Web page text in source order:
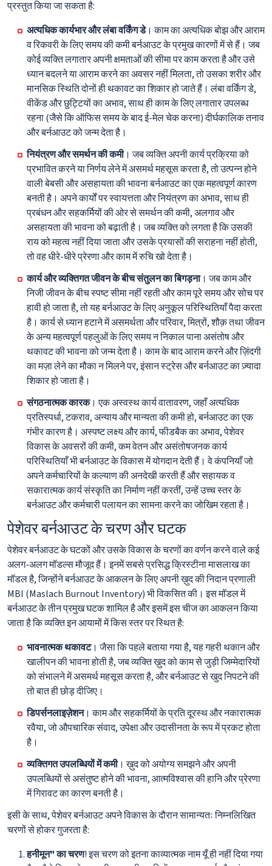
प्रस्तुत किया जा सकता है:
अत्यधिक कार्यभार और लंबा वर्किंग डे। काम का अत्यधिक बोझ और आराम
व रिकवरी के लिए समय की कमी बर्नआउट के प्रमुख कारणों में से हैं। जब
कोई व्यक्ति लगातार अपनी क्षमताओं की सीमा पर काम करता है और उसे
ध्यान बदलने या आराम करने का अवसर नहीं मिलता, तो उसका शरीर और
मानसिक स्थिति दोनों ही थकावट का शिकार हो जाते हैं। लंबा वर्किंग डे,
वीकेंड और छुट्टियों का अभाव, साथ ही काम के लिए लगातार उपलब्ध
रहना (जैसे कि ऑफिस समय के बाद ई-मेल चेक करना) दीर्घकालिक तनाव
और बर्नआउट को जन्म देता है।
नियंत्रण और समर्थन की कमी। जब व्यक्ति अपनी कार्य प्रक्रिया को
प्रभावित करने या निर्णय लेने में असमर्थ महसूस करता है, तो उत्पन्न होने
वाली बेबसी और असहायता की भावना बर्नआउट का एक महत्वपूर्ण कारण
बनती है। अपने कार्यों पर स्वायत्तता और नियंत्रण का अभाव, साथ ही
प्रबंधन और सहकर्मियों की ओर से समर्थन की कमी, अलगाव और
असहायता की भावना को बढ़ाती है। जब व्यक्ति को लगता है कि उसकी
राय को महत्व नहीं दिया जाता और उसके प्रयासों की सराहना नहीं होती,
तो वह धीरे-धीरे प्रेरणा और काम में रुचि खो देता है।
कार्य और व्यक्तिगत जीवन के बीच संतुलन का बिगड़ना। जब काम और
निजी जीवन के बीच स्पष्ट सीमा नहीं रहती और काम पूरे समय और सोच पर
हावी हो जाता है, तो यह बर्नआउट के लिए अनुकूल परिस्थितियाँ पैदा करता
है। कार्य से ध्यान हटाने में असमर्थता और परिवार, मित्रों, शौक़ तथा जीवन
के अन्य महत्वपूर्ण पहलुओं के लिए समय न निकाल पाना असंतोष और
थकावट की भावना को जन्म देता है। काम के बाद आराम करने और ज़िंदगी
का मज़ा लेने का मौका न मिलने पर, इंसान स्ट्रेस और बर्नआउट का ज़्यादा
शिकार हो जाता है।
संगठनात्मक कारक। एक अस्वस्थ कार्य वातावरण, जहाँ अत्यधिक
प्रतिस्पर्धा, टकराव, अन्याय और मान्यता की कमी हो, बर्नआउट का एक
गंभीर कारण है। अस्पष्ट लक्ष्य और कार्य, फीडबैक का अभाव, पेशेवर
विकास के अवसरों की कमी, कम वेतन और असंतोषजनक कार्य
परिस्थितियाँ भी बर्नआउट के विकास में योगदान देती हैं। वे कंपनियाँ जो
अपने कर्मचारियों के कल्याण की अनदेखी करती हैं और सहायक व
सकारात्मक कार्य संस्कृति का निर्माण नहीं करतीं, उन्हें उच्च स्तर के
बर्नआउट और कर्मचारी पलायन का सामना करने का जोखिम रहता है।
पेशेवर बर्नआउट के चरण और घटक
पेशेवर बर्नआउट के घटकों और उसके विकास के चरणों का वर्णन करने वाले कई
अलग-अलग मॉडल्स मौजूद हैं। इनमें सबसे प्रसिद्ध क्रिस्टीना मासलाख का
मॉडल है, जिन्होंने बर्नआउट के आकलन के लिए अपनी ख़ुद की निदान प्रणाली
MBI (Maslach Burnout Inventory) भी विकसित की। इस मॉडल में
बर्नआउट के तीन प्रमुख घटक शामिल है और इसमें इस चीज का आकलन किया
जाता है कि व्यक्ति इन आयामों में किस स्तर पर स्थित है:
भावनात्मक थकावट। जैसा कि पहले बताया गया है, यह गहरी थकान और
खालीपन की भावना होती है, जब व्यक्ति ख़ुद को काम से जुड़ी जिम्मेदारियों
को संभालने में असमर्थ महसूस करता है, और बर्नआउट से खुद निपटने की
तो बात ही छोड़ दीजिए।
डिपर्सनलाइज़ेशन। काम और सहकर्मियों के प्रति दूरस्थ और नकारात्मक
रवैया, जो औपचारिक संवाद, उपेक्षा और उदासीनता के रूप में प्रकट होता
है।
व्यक्तिगत उपलब्धियों में कमी। ख़ुद को अयोग्य समझने और अपनी
उपलब्धियों से असंतुष्ट होने की भावना, आत्मविश्वास की हानि और प्रेरणा
में गिरावट का कारण बनती है।
इसी के साथ, पेशेवर बर्नआउट अपने विकास के दौरान सामान्यतः निम्नलिखित
चरणों से होकर गुजरता है:
हनीमून" का चरण! इस चरण को इतना काव्यात्मक नाम यूँ ही नहीं दिया गया